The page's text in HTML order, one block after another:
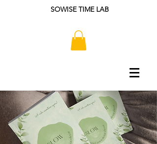
SOWISE TIME LAB